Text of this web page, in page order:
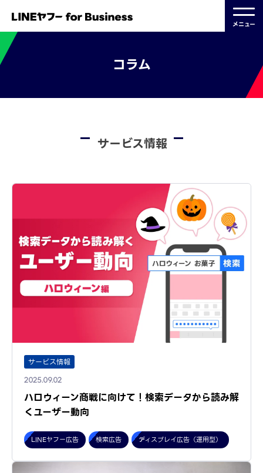
メニュー
コラム
サービス情報
サービス情報
2025.09.02
ハロウィーン商戦に向けて！検索データから読み解
くユーザー動向
LINEヤフー広告 検索広告 ディスプレイ広告（運用型）